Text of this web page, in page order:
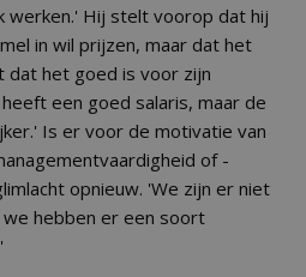
werken.' Hij stelt voorop dat hij
in wil prijzen, maar dat het
het goed is voor zijn
een goed salaris, maar de
Is er voor de motivatie van
of -
opnieuw. 'We zijn er niet
hebben er een soort